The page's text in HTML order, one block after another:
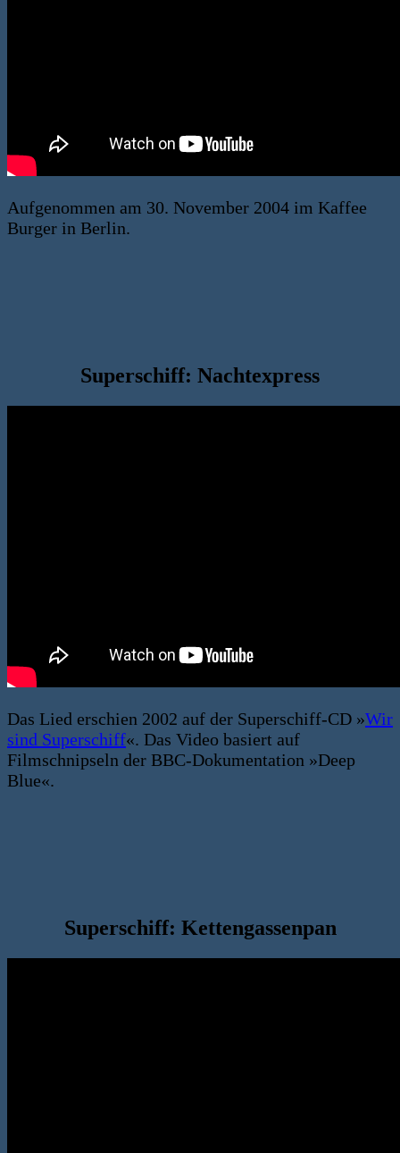
Aufgenommen am 30. November 2004 im Kaffee
Burger in Berlin.
Superschiff: Nachtexpress
Das Lied erschien 2002 auf der Superschiff-CD »Wir
sind Superschiff«. Das Video basiert auf
Filmschnipseln der BBC-Dokumentation »Deep
Blue«.
Superschiff: Kettengassenpan